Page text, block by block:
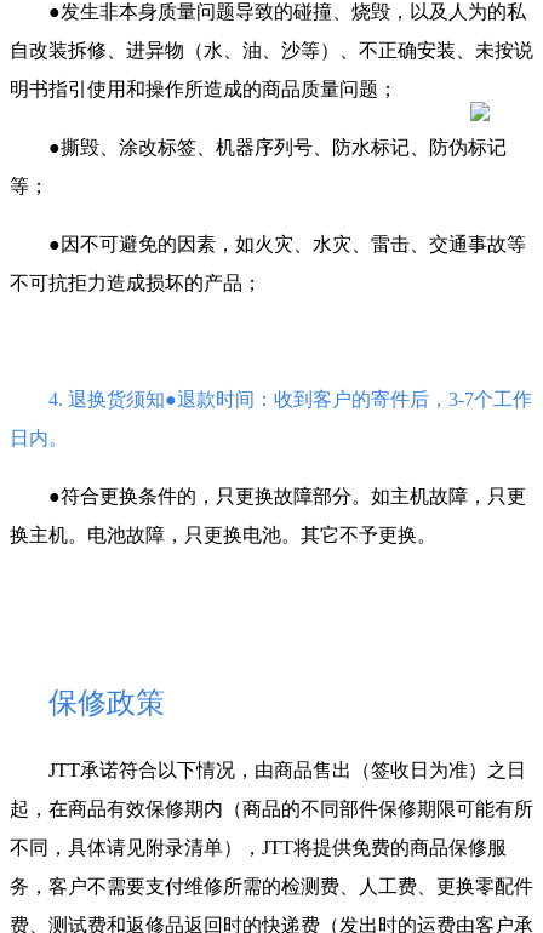
●发生非本身质量问题导致的碰撞、烧毁，以及人为的私
自改装拆修、进异物（水、油、沙等）、不正确安装、未按说
明书指引使用和操作所造成的商品质量问题；
●撕毁、涂改标签、机器序列号、防水标记、防伪标记
等；
●因不可避免的因素，如火灾、水灾、雷击、交通事故等
不可抗拒力造成损坏的产品；
4. 退换货须知●退款时间：收到客户的寄件后，3-7个工作
日内。
●符合更换条件的，只更换故障部分。如主机故障，只更
换主机。电池故障，只更换电池。其它不予更换。
保修政策
JTT承诺符合以下情况，由商品售出（签收日为准）之日
起，在商品有效保修期内（商品的不同部件保修期限可能有所
不同，具体请见附录清单），JTT将提供免费的商品保修服
务，客户不需要支付维修所需的检测费、人工费、更换零配件
费、测试费和返修品返回时的快递费（发出时的运费由客户承